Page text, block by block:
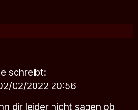
schreibt:
02/2022 20:56
dir leider nicht sagen ob